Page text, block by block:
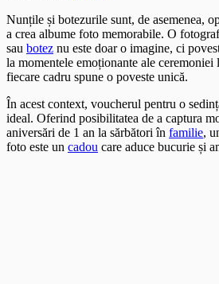
Nunțile și botezurile sunt, de asemenea,
a crea albume foto memorabile. O
sau botez nu este doar o imagine, ci
la momentele emoționante ale ceremoniei
fiecare cadru spune o poveste unică.
În acest context, voucherul pentru o
ideal. Oferind posibilitatea de a captura
aniversări de 1 an la sărbători în familie,
foto este un cadou care aduce bucurie și